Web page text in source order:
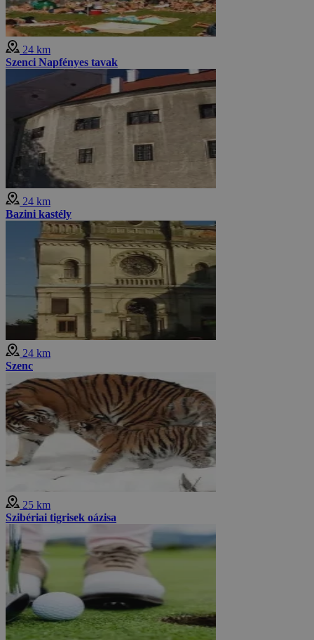
24 km
Szenci Napfényes tavak
24 km
Bazini kastély
24 km
Szenc
25 km
Szibériai tigrisek oázisa